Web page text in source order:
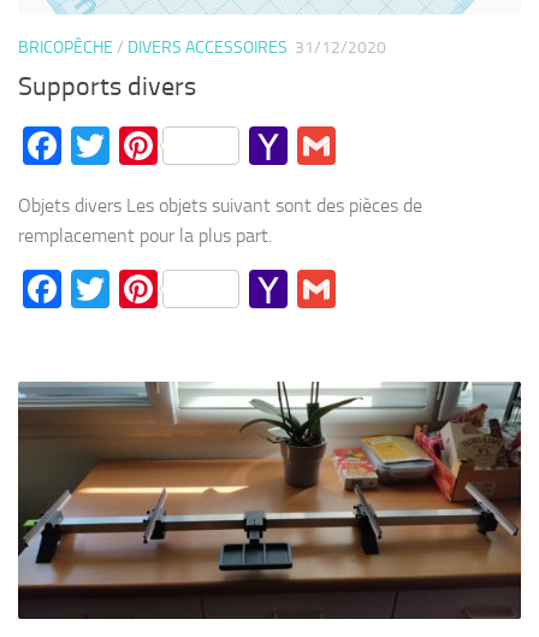
BRICOPÊCHE / DIVERS ACCESSOIRES 31/12/2020
Supports divers
Facebook
TwitterPinterestYahoo
Objets divers Les objets suivant sont des pièces de
remplacement pour la plus part.
Facebook
TwitterPinterestYahoo